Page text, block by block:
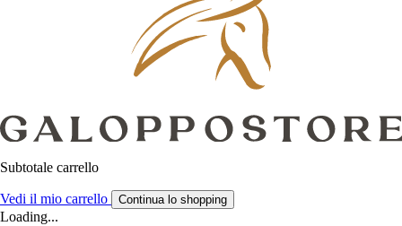
Subtotale carrello
Vedi il mio carrello Continua lo shopping
Loading...